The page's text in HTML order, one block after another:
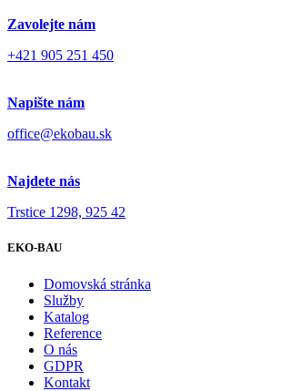
Zavolejte nám
+421 905 251 450
Napište nám
office@ekobau.sk
Najdete nás
Trstice 1298, 925 42
EKO-BAU
Domovská stránka
Služby
Katalog
Reference
O nás
GDPR
Kontakt